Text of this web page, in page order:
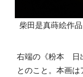
柴田是真蒔絵作
右端の《粉本 日
とのこと。本画